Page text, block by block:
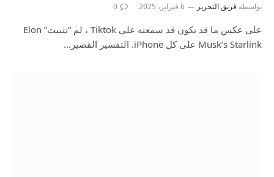
بواسطة فريق التحرير 6 فبراير، 2025 0
على عكس ما قد تكون قد سمعته على Tiktok ، لم “تثبيت” Elon
Musk’s Starlink على كل iPhone. التفسير القصير…